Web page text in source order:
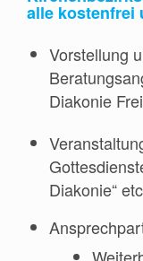
alle kostenfrei
Vorstellung
Diakonie
Diakonie“